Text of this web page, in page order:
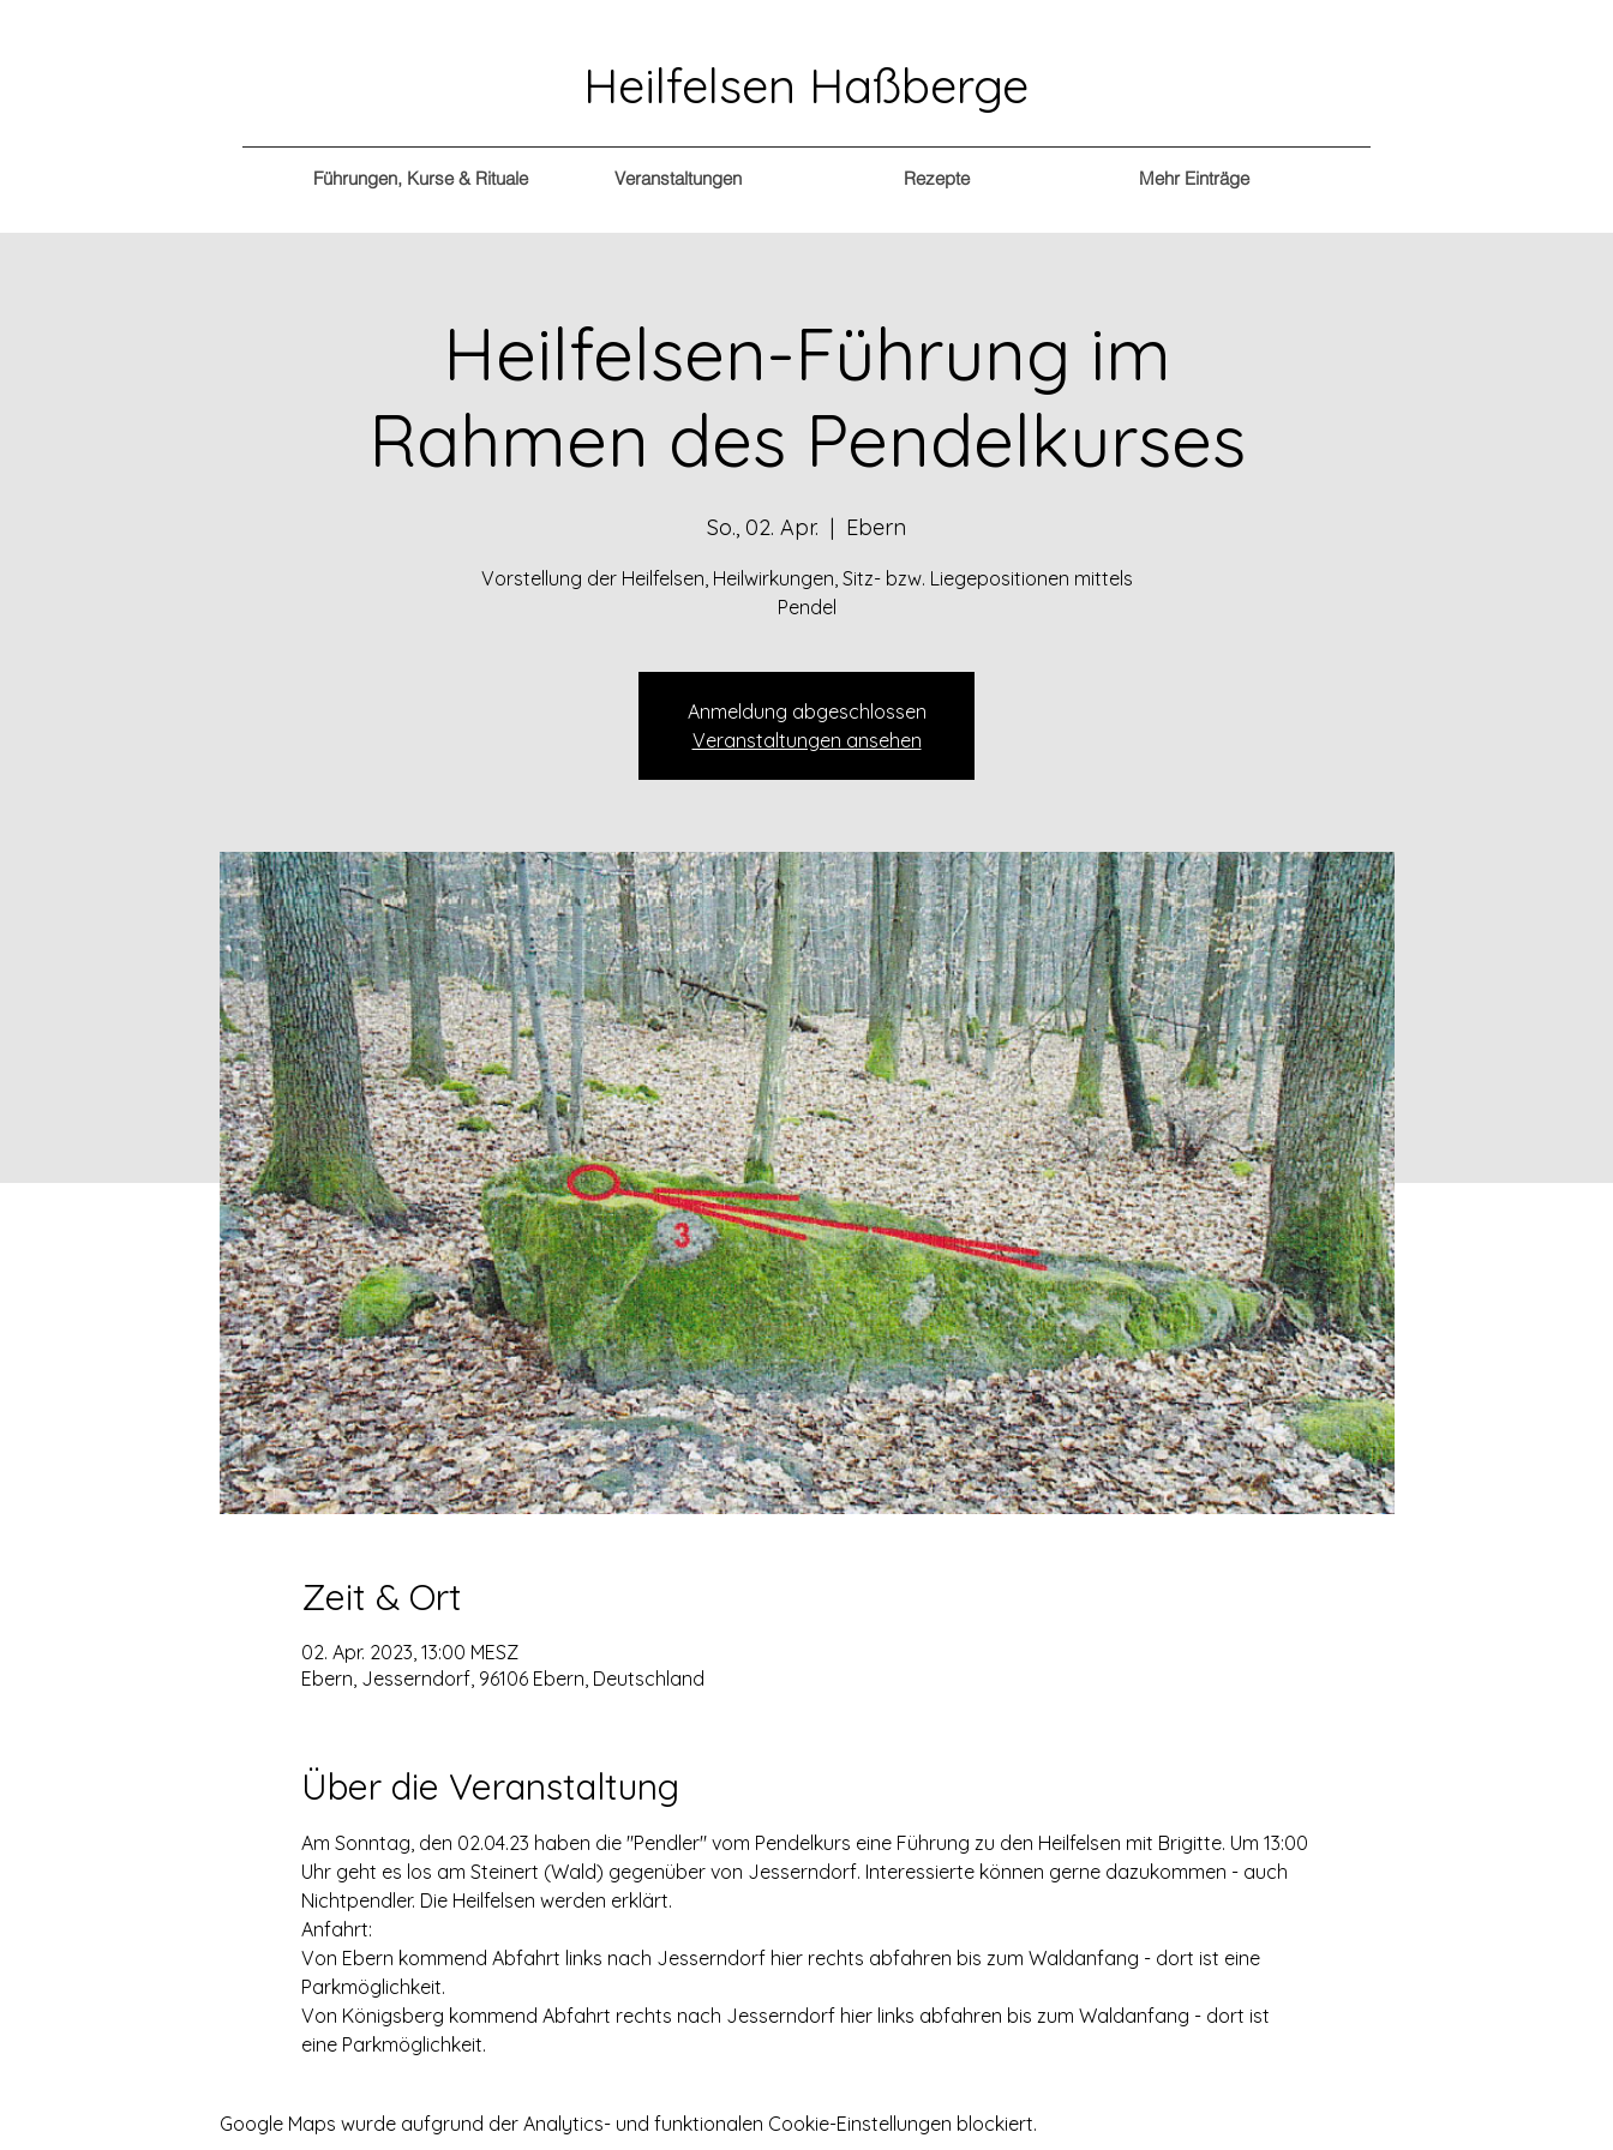
Heilfelsen Haßberge
Führungen, Kurse & Rituale Veranstaltungen Rezepte Mehr Einträge
Heilfelsen-Führung im
Rahmen des Pendelkurses
So., 02. Apr.
  |
Ebern
Vorstellung der Heilfelsen, Heilwirkungen, Sitz- bzw. Liegepositionen mittels
Pendel
Anmeldung abgeschlossen
Veranstaltungen ansehen
Zeit & Ort
02. Apr. 2023, 13:00 MESZ
Ebern, Jesserndorf, 96106 Ebern, Deutschland
Über die Veranstaltung
Am Sonntag, den 02.04.23 haben die "Pendler" vom Pendelkurs eine Führung zu den Heilfelsen mit Brigitte. Um 13:00
Uhr geht es los am Steinert (Wald) gegenüber von Jesserndorf. Interessierte können gerne dazukommen - auch
Nichtpendler. Die Heilfelsen werden erklärt.
Anfahrt:
Von Ebern kommend Abfahrt links nach Jesserndorf hier rechts abfahren bis zum Waldanfang - dort ist eine
Parkmöglichkeit.
Von Königsberg kommend Abfahrt rechts nach Jesserndorf hier links abfahren bis zum Waldanfang - dort ist
eine Parkmöglichkeit.
Google Maps wurde aufgrund der Analytics- und funktionalen Cookie-Einstellungen blockiert.